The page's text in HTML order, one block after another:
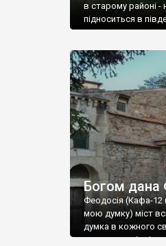
в старому районі -
підноситься в
Богом дана
Феодосія (Кафа-12
мою думку) міст
думка в кожного
запрошую